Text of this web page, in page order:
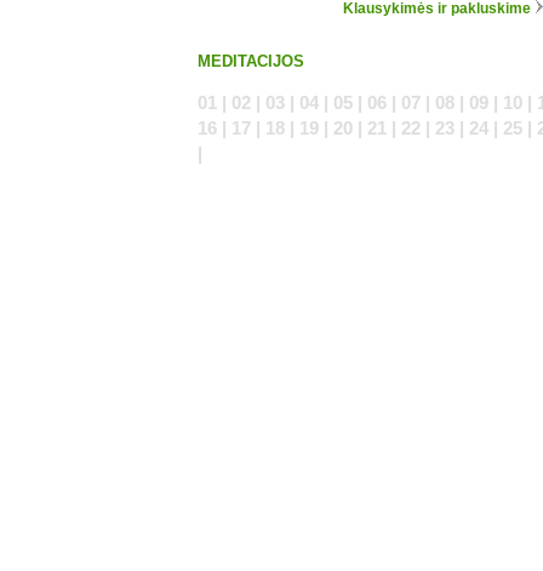
Klausykimės ir pakluskime
MEDITACIJOS
01 | 02 | 03 | 04 | 05 | 06 | 07 | 08 | 09 | 10 |
16 | 17 | 18 | 19 | 20 | 21 | 22 | 23 | 24 | 25 |
|